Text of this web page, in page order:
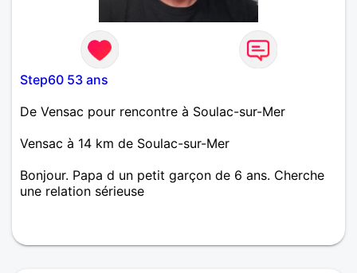
Step60 53 ans
De Vensac pour rencontre à Soulac-sur-Mer
Vensac à 14 km de Soulac-sur-Mer
Bonjour. Papa d un petit garçon de 6 ans. Cherche
une relation sérieuse